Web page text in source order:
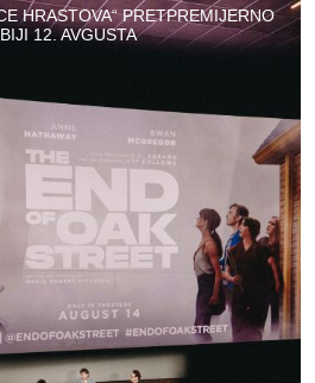
HRASTOVA“ PRETPREMIJERNO
12. AVGUSTA